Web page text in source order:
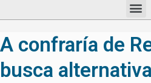
A confraría de
busca